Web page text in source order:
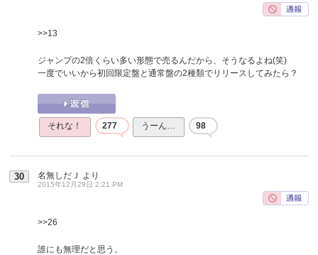
>>13
ジャンプの2倍くらい多い形態で売るんだから、そうなるよね(笑)
一度でいいから初回限定盤と通常盤の2種類でリリースしてみたら？
それな！ 277 うーん… 98
30 名無しだＪ より
2015年12月29日 2:21 PM
>>26
誰にも無理だと思う。